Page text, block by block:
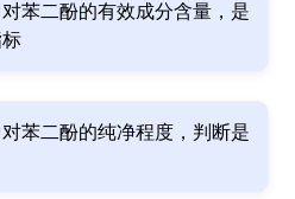
苯二酚的有效成分含量，是
苯二酚的纯净程度，判断是